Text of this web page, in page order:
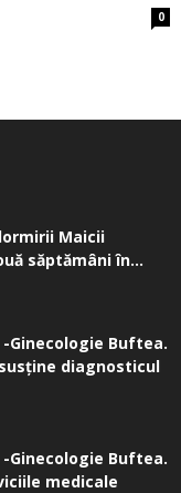
0
Maicii
săptămâni în...
Ginecologie Buftea.
diagnosticul
Ginecologie Buftea.
medicale